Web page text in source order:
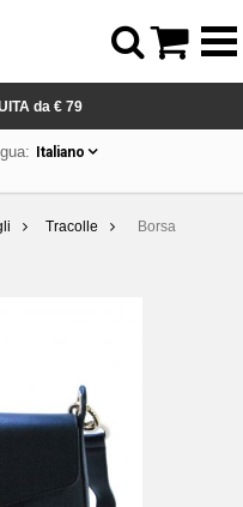
da € 79
Italiano
Tracolle
Borsa
 